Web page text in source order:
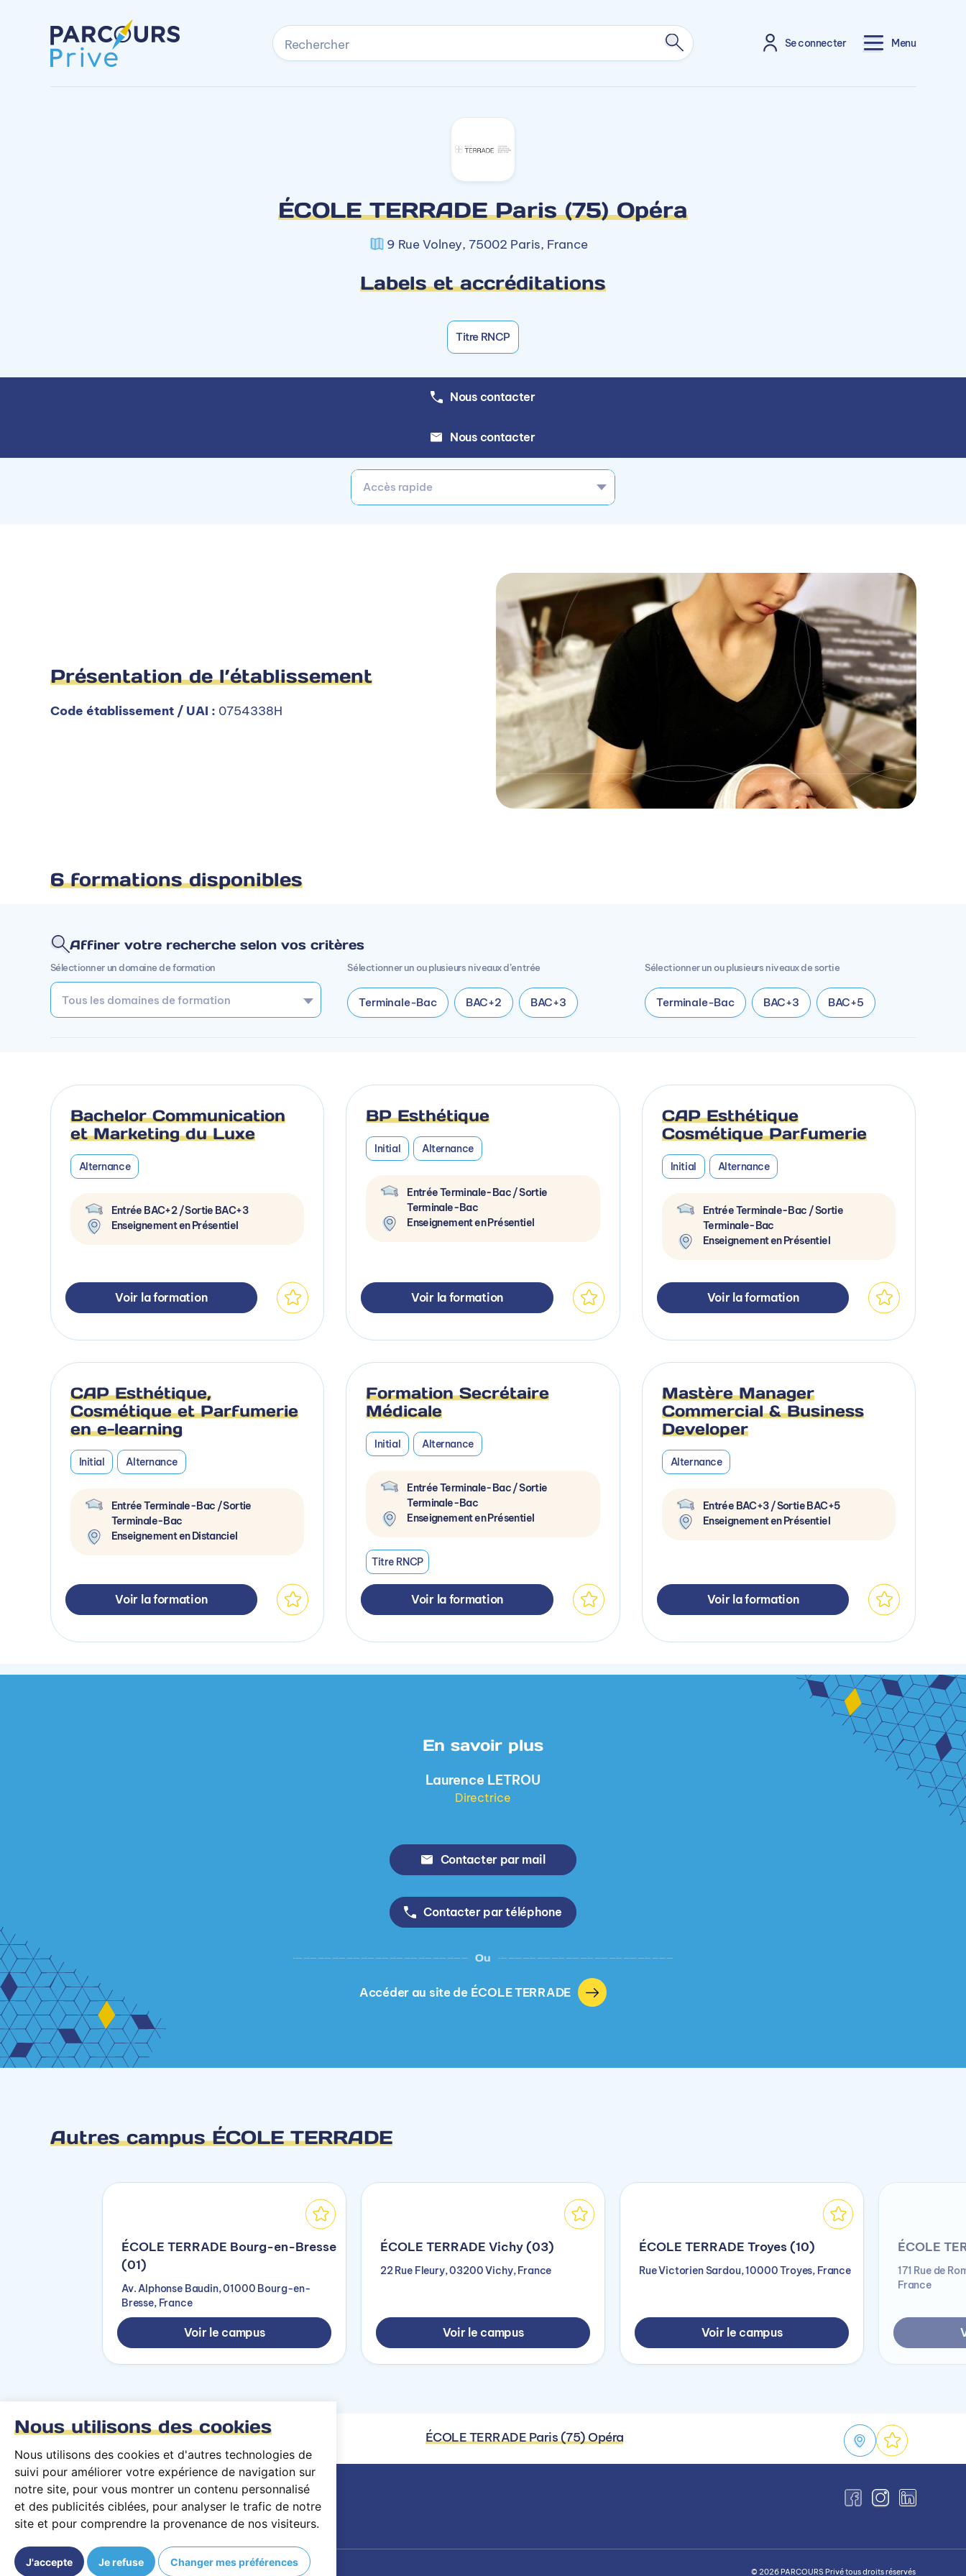
Nous utilisons des cookies
Nous utilisons des cookies et d'autres technologies de
suivi pour améliorer votre expérience de navigation sur
notre site, pour vous montrer un contenu personnalisé
et des publicités ciblées, pour analyser le trafic de notre
site et pour comprendre la provenance de nos visiteurs.
J'accepte Je refuse Changer mes préférences
Rechercher Se connecter Menu
ÉCOLE TERRADE Paris (75) Opéra
9 Rue Volney, 75002 Paris, France
Labels et accréditations
Titre RNCP
Nous contacter
Nous contacter
Accès rapide
Présentation de l’établissement
Code établissement / UAI : 0754338H
6 formations disponibles
Affiner votre recherche selon vos critères
Sélectionner un domaine de formation Sélectionner un ou plusieurs niveaux d’entrée
Terminale-Bac BAC+2 BAC+3
Sélectionner un ou plusieurs niveaux de sortie
Terminale-Bac BAC+3 BAC+5
Bachelor Communication
et Marketing du Luxe
Alternance
Entrée BAC+2 / Sortie BAC+3
Enseignement en Présentiel
Voir la formation
BP Esthétique
Initial Alternance
Entrée Terminale-Bac / Sortie
Terminale-Bac
Enseignement en Présentiel
Voir la formation
CAP Esthétique
Cosmétique Parfumerie
Initial Alternance
Entrée Terminale-Bac / Sortie
Terminale-Bac
Enseignement en Présentiel
Voir la formation
CAP Esthétique,
Cosmétique et Parfumerie
en e-learning
Initial Alternance
Entrée Terminale-Bac / Sortie
Terminale-Bac
Enseignement en Distanciel
Voir la formation
Formation Secrétaire
Médicale
Initial Alternance
Entrée Terminale-Bac / Sortie
Terminale-Bac
Enseignement en Présentiel
Titre RNCP
Voir la formation
Mastère Manager
Commercial & Business
Developer
Alternance
Entrée BAC+3 / Sortie BAC+5
Enseignement en Présentiel
Voir la formation
En savoir plus
Laurence LETROU
Directrice
Contacter par mail
Contacter par téléphone
Ou
Accéder au site de ÉCOLE TERRADE
Autres campus ÉCOLE TERRADE
ÉCOLE TERRADE Bourg-en-Bresse
(01)
Av. Alphonse Baudin, 01000 Bourg-en-
Bresse, France
Voir le campus
ÉCOLE TERRADE Vichy (03)
22 Rue Fleury, 03200 Vichy, France
Voir le campus
ÉCOLE TERRADE Troyes (10)
Rue Victorien Sardou, 10000 Troyes, France
Voir le campus
ÉCOLE
171 Rue de
France
ÉCOLE TERRADE Paris (75) Opéra
Conditions générales d’utilisation Mentions légales © 2026 PARCOURS Privé tous droits réservés